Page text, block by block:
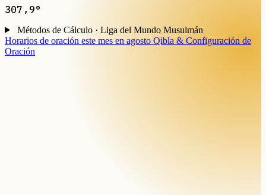
307,9°
Métodos de Cálculo · Liga del Mundo Musulmán
Horarios de oración este mes en agosto Qibla & Configuración de
Oración